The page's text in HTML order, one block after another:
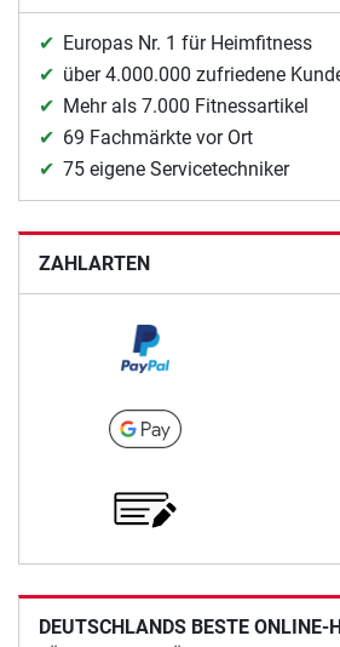
Europas Nr. 1 für Heimfitness
über 4.000.000 zufriedene
Mehr als 7.000 Fitnessartikel
69 Fachmärkte vor Ort
75 eigene Servicetechniker
ZAHLARTEN
DEUTSCHLANDS BESTE ONLINE-